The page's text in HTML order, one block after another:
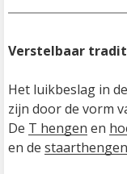
Verstelbaar
Het luikbeslag in
zijn door de vorm
De T hengen en
en de staarthengen